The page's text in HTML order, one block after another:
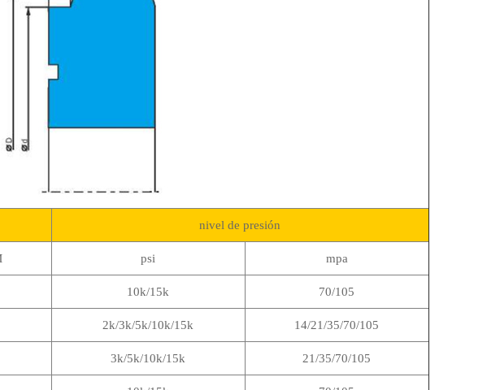
nivel de presión
psi mpa
10k/15k 70/105
2k/3k/5k/10k/15k 14/21/35/70/105
3k/5k/10k/15k 21/35/70/105